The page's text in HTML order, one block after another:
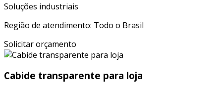
Soluções industriais
Região de atendimento: Todo o Brasil
Solicitar orçamento
Cabide transparente para loja